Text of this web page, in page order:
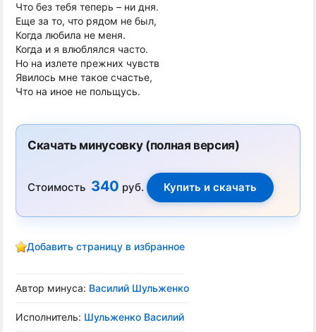
Что без тебя теперь – ни дня.
Еще за то, что рядом не был,
Когда любила не меня.
Когда и я влюблялся часто.
Но на излете прежних чувств
Явилось мне такое счастье,
Что на иное не польщусь.
Скачать минусовку (полная версия)
Стоимость 340 руб.
Добавить страницу в избранное
Автор минуса: Василий Шульженко
Исполнитель: Шульженко Василий